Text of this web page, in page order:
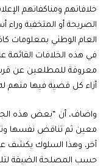
خلافاتهم ومناكفاتهم
الصريحة أو المتخفية
العام الوطني بمعلومات
في هذه الخلافات
معروفة للمطلعين عن
أزاء كل قضية فيها متهم
واضاف، أن “بعض هذه
معين ثم تناقض نفسها
آخر، وهذا السلوك يكشف
حسب المصلحة الضيقة